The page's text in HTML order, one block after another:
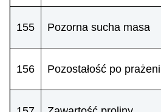
155 Pozorna sucha masa
156 Pozostałość po